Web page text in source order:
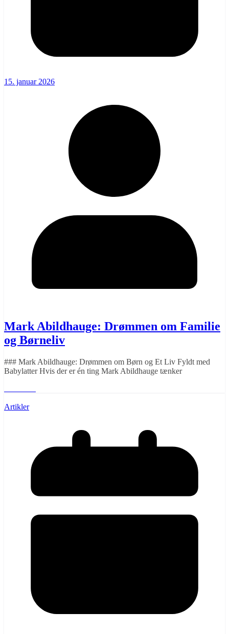
15. januar 2026
Mark Abildhauge: Drømmen om Familie
og Børneliv
### Mark Abildhauge: Drømmen om Børn og Et Liv Fyldt med
Babylatter Hvis der er én ting Mark Abildhauge tænker
Artikler